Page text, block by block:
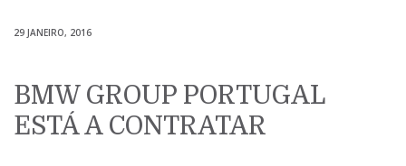
29 JANEIRO, 2016
BMW GROUP PORTUGAL
ESTÁ A CONTRATAR